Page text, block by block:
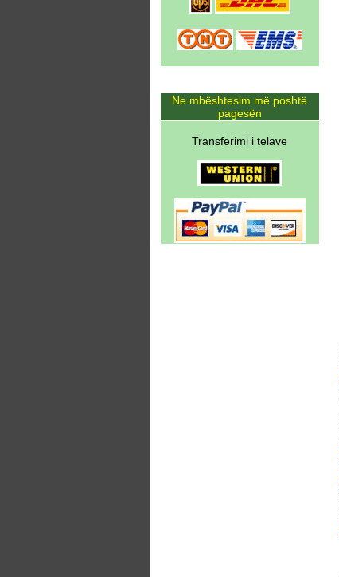
Ne mbështesim më poshtë
pagesën
Transferimi i telave